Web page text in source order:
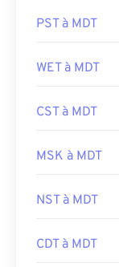
PST à MDT
WET à MDT
CST à MDT
MSK à MDT
NST à MDT
CDT à MDT